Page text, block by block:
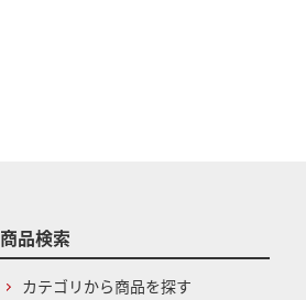
商品検索
カテゴリから商品を探す